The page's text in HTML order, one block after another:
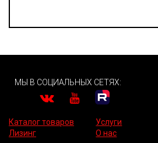
МЫ В СОЦИАЛЬНЫХ СЕТЯХ:
Каталог товаров Услуги
Лизинг
О нас